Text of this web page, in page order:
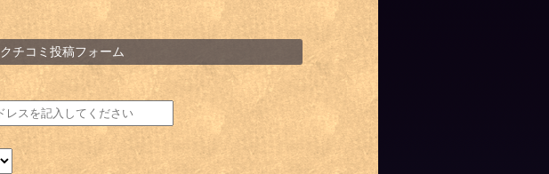
クチコミ投稿フォーム